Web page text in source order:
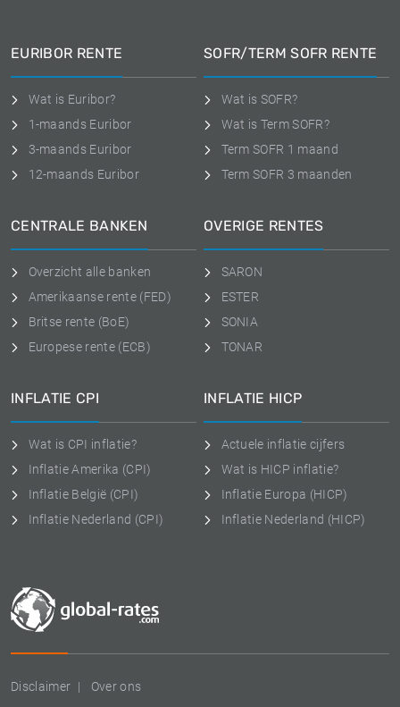
Disclaimer Over ons
EURIBOR RENTE
Wat is Euribor?
1-maands Euribor
3-maands Euribor
12-maands Euribor
SOFR/TERM SOFR RENTE
Wat is SOFR?
Wat is Term SOFR?
Term SOFR 1 maand
Term SOFR 3 maanden
CENTRALE BANKEN
Overzicht alle banken
Amerikaanse rente (FED)
Britse rente (BoE)
Europese rente (ECB)
OVERIGE RENTES
SARON
ESTER
SONIA
TONAR
INFLATIE CPI
Wat is CPI inflatie?
Inflatie Amerika (CPI)
Inflatie België (CPI)
Inflatie Nederland (CPI)
INFLATIE HICP
Actuele inflatie cijfers
Wat is HICP inflatie?
Inflatie Europa (HICP)
Inflatie Nederland (HICP)